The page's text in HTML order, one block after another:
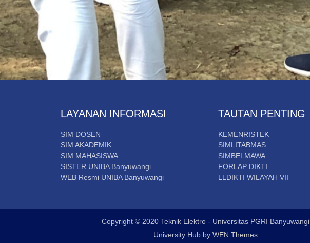
LAYANAN INFORMASI
SIM DOSEN
SIM AKADEMIK
SIM MAHASISWA
SISTER UNIBA Banyuwangi
WEB Resmi UNIBA Banyuwangi
TAUTAN PENTING
KEMENRISTEK
SIMLITABMAS
SIMBELMAWA
FORLAP DIKTI
LLDIKTI WILAYAH VII
Copyright © 2020 Teknik Elektro - Universitas PGRI Banyuwangi
University Hub by WEN Themes